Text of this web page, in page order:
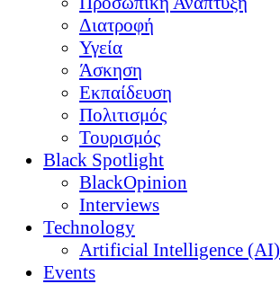
Διατροφή
Υγεία
Άσκηση
Εκπαίδευση
Πολιτισμός
Τουρισμός
Black Spotlight
BlackOpinion
Interviews
Technology
Artificial Intelligence (AI)
Events